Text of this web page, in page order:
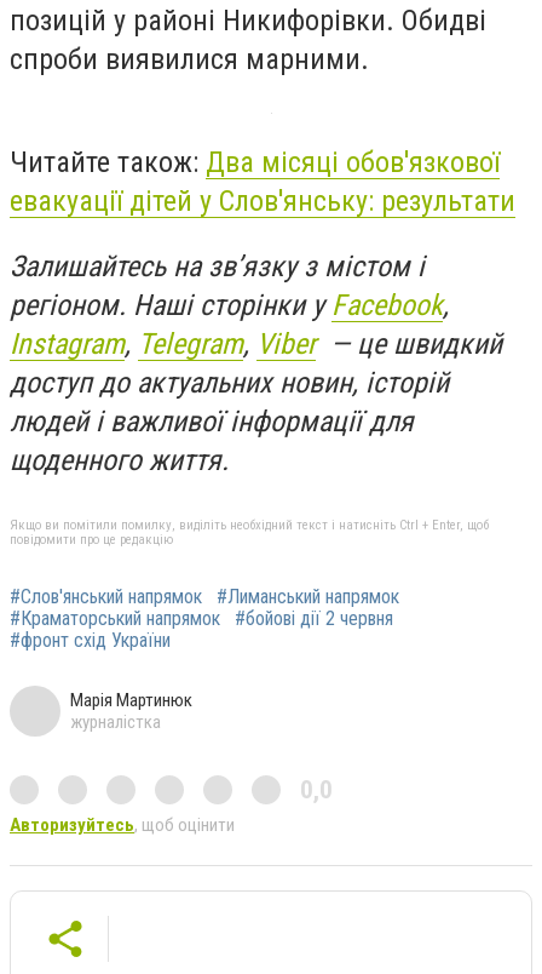
позицій у районі Никифорівки. Обидві
спроби виявилися марними.
Читайте також: Два місяці обов'язкової
евакуації дітей у Слов'янську: результати
Залишайтесь на зв’язку з містом і
регіоном. Наші сторінки уFacebook,
Instagram, Telegram, Viber— це швидкий
доступ до актуальних новин, історій
людей і важливої інформації для
щоденного життя.
Якщо ви помітили помилку, виділіть необхідний текст і натисніть Ctrl + Enter, щоб
повідомити про це редакцію
#Слов'янський напрямок
#Лиманський напрямок
#Краматорський напрямок
#бойові дії 2 червня
#фронт схід України
Марія Мартинюк
журналістка
0,0
Авторизуйтесь, щоб оцінити